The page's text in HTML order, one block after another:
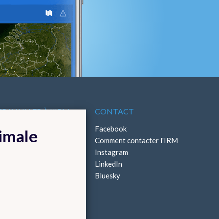
À L'IRM CONTACT
Facebook
Comment contacter l'IRM
Instagram
LinkedIn
Bluesky